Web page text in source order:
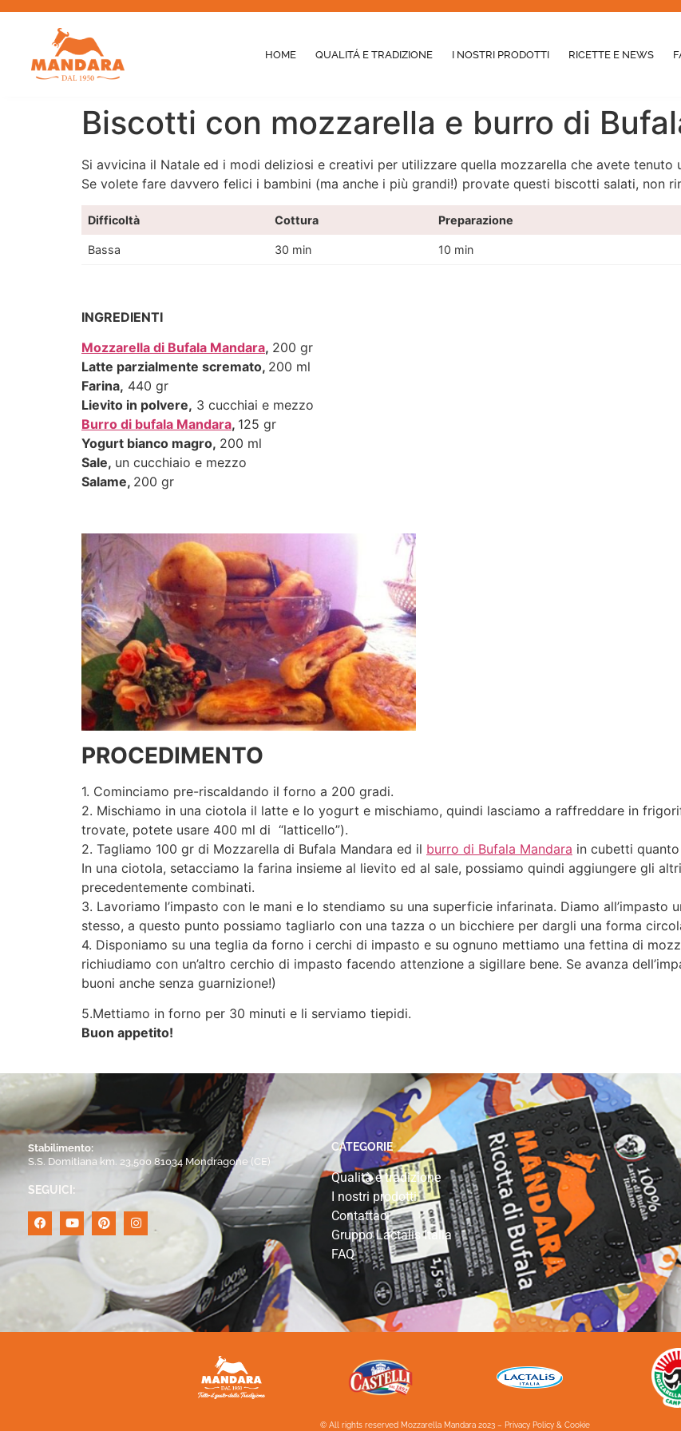
HOME QUALITÁ E TRADIZIONE I NOSTRI PRODOTTI RICETTE E NEWS
Biscotti con mozzarella e burro di
Si avvicina il Natale ed i modi deliziosi e creativi per utilizzare quella mozzarella che avete
Se volete fare davvero felici i bambini (ma anche i più grandi!) provate questi biscotti salati, non
Difficoltà Cottura Preparazione
Bassa 30 min 10 min
INGREDIENTI
Mozzarella di Bufala Mandara, 200 gr
Latte parzialmente scremato, 200 ml
Farina, 440 gr
Lievito in polvere, 3 cucchiai e mezzo
Burro di bufala Mandara, 125 gr
Yogurt bianco magro, 200 ml
Sale, un cucchiaio e mezzo
Salame, 200 gr
PROCEDIMENTO
1. Cominciamo pre-riscaldando il forno a 200 gradi.
2. Mischiamo in una ciotola il latte e lo yogurt e mischiamo, quindi lasciamo a raffreddare in
trovate, potete usare 400 ml di “latticello”).
2. Tagliamo 100 gr di Mozzarella di Bufala Mandara ed il burro di Bufala Mandara in cubetti
In una ciotola, setacciamo la farina insieme al lievito ed al sale, possiamo quindi aggiungere gli
precedentemente combinati.
3. Lavoriamo l’impasto con le mani e lo stendiamo su una superficie infarinata. Diamo
stesso, a questo punto possiamo tagliarlo con una tazza o un bicchiere per dargli una forma
4. Disponiamo su una teglia da forno i cerchi di impasto e su ognuno mettiamo una fettina di
richiudiamo con un’altro cerchio di impasto facendo attenzione a sigillare bene. Se avanza
buoni anche senza guarnizione!)
5.Mettiamo in forno per 30 minuti e li serviamo tiepidi.
Buon appetito!
Stabilimento:
S.S. Domitiana km. 23,500 81034 Mondragone (CE)
SEGUICI:
CATEGORIE
Qualità e tradizione
I nostri prodotti
Contattaci
Gruppo Lactalis Italia
FAQ
© All rights reserved Mozzarella Mandara 2023 – Privacy Policy & Cookie